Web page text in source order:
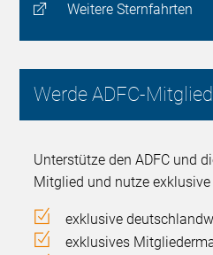
Weitere Sternfahrten
Werde ADFC-
Unterstütze den ADFC und
Mitglied und nutze exklusive
exklusive
exklusives